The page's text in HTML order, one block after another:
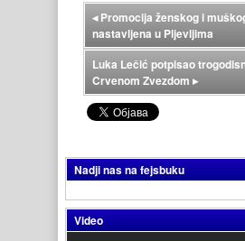
◂Promocija ženskog i
nastavljena u Pljevljima
Luka Lečić potpisao
Crvenom Zvezdom ▸
Nadji nas na fejsbuku
Video